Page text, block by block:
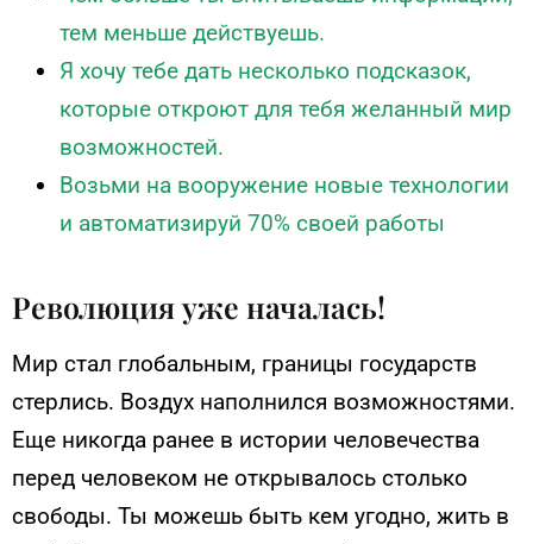
тем меньше действуешь.
Я хочу тебе дать несколько подсказок,
которые откроют для тебя желанный мир
возможностей.
Возьми на вооружение новые технологии
и автоматизируй 70% своей работы
Революция уже началась!
Мир стал глобальным, границы государств
стерлись. Воздух наполнился возможностями.
Еще никогда ранее в истории человечества
перед человеком не открывалось столько
свободы. Ты можешь быть кем угодно, жить в